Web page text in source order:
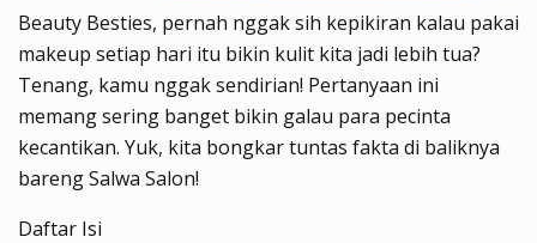
Beauty Besties, pernah nggak sih kepikiran kalau pakai
makeup setiap hari itu bikin kulit kita jadi lebih tua?
Tenang, kamu nggak sendirian! Pertanyaan ini
memang sering banget bikin galau para pecinta
kecantikan. Yuk, kita bongkar tuntas fakta di baliknya
bareng Salwa Salon!
Daftar Isi